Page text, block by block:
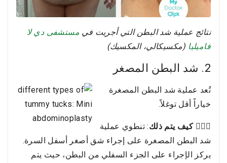
نتائج عملية شد البطن التي أجريت في مستشفى دي لا
فاميليا (مكسيكالي، المكسيك)
2. شد البطن المصغر
تُعد عملية شد البطن المصغرة
خياراً أقل توغلاً.
👩🏻‍⚕️ كيف يتم ذلك: تنطوي عملية
شد البطن المصغرة على إجراء شق أصغر أسفل السرة.
يركز الإجراء على الجزء السفلي من البطن، حيث يتم